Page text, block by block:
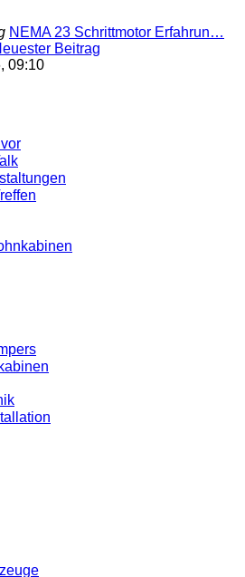
NEMA 23 Schrittmotor Erfahrun…
Beitrag
09:10